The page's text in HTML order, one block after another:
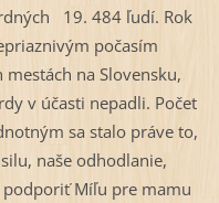
19. 484 ľudí. Rok
počasím
na Slovensku,
v účasti nepadli. Počet
sa stalo práve to,
naše odhodlanie,
Míľu pre mamu